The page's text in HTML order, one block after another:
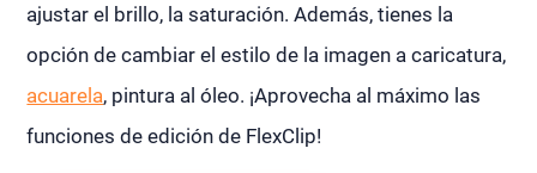
ajustar el brillo, la saturación. Además, tienes la
opción de cambiar el estilo de la imagen a caricatura,
acuarela, pintura al óleo. ¡Aprovecha al máximo las
funciones de edición de FlexClip!